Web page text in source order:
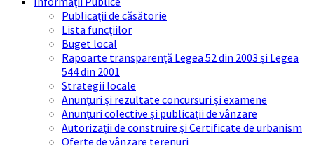
Publicații de căsătorie
Lista funcțiilor
Buget local
Rapoarte transparență Legea 52 din 2003 și Legea
544 din 2001
Strategii locale
Anunțuri și rezultate concursuri și examene
Anunțuri colective și publicații de vânzare
Autorizații de construire și Certificate de urbanism
Oferte de vânzare terenuri